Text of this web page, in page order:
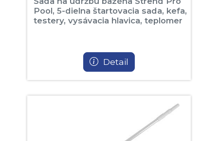
Pool, 5-dielna štartovacia sada, kefa,
testery, vysávacia hlavica, teplomer
Detail